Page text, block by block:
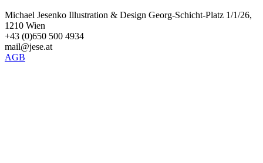
Michael Jesenko Illustration & Design Georg-Schicht-Platz 1/1/26,
1210 Wien
+43 (0)650 500 4934
mail@jese.at
AGB